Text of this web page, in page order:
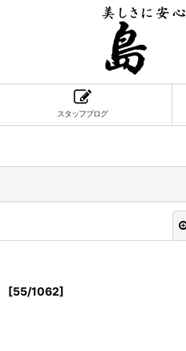
スタッフブログ
[55/1062]